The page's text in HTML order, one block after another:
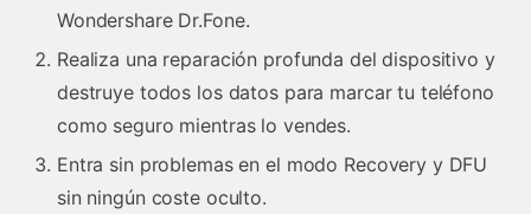
Wondershare Dr.Fone.
Realiza una reparación profunda del dispositivo y
destruye todos los datos para marcar tu teléfono
como seguro mientras lo vendes.
Entra sin problemas en el modo Recovery y DFU
sin ningún coste oculto.